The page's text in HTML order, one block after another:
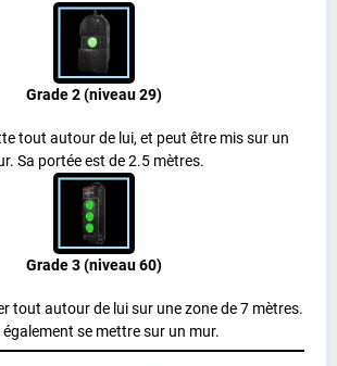
Grade 2 (niveau 29)
tout autour de lui, et peut être mis sur un
Sa portée est de 2.5 mètres.
Grade 3 (niveau 60)
tout autour de lui sur une zone de 7 mètres.
également se mettre sur un mur.